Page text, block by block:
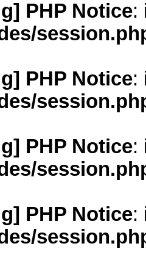
PHP Notice:
PHP Notice:
PHP Notice:
PHP Notice: